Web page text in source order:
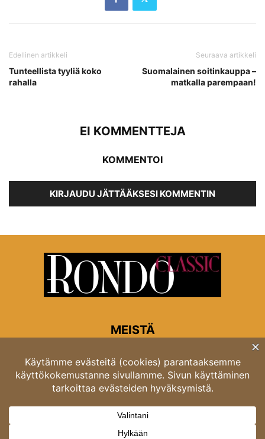
Edellinen artikkeli
Tunteellista tyyliä koko
rahalla
Seuraava artikkeli
Suomalainen soitinkauppa –
matkalla parempaan!
EI KOMMENTTEJA
KOMMENTOI
KIRJAUDU JÄTTÄÄKSESI KOMMENTIN
MEISTÄ
Rondon toimitus
Opastinsilta 6A 00520 Helsinki
Asiakaspalvelu: puh. 03 4246 5318
asiakaspalvelu@rondo.fi
Ota meihin yhteyttä:toimitus@rondo.fi